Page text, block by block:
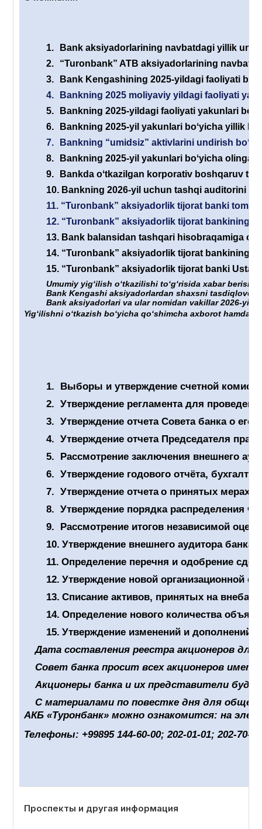
1.
Bank aksiyadorlarining navbatdagi yillik
2.
“Turonbank” ATB aksiyadorlarining
3.
Bank Kengashining 2025-yildagi faoliyati
4.
Bankning 2025 moliyaviy yildagi faoliyati
5.
Bankning 2025-yildagi faoliyati yakunlari
6.
Bankning 2025-yil yakunlari boʻyicha yillik
7.
Bankning “umidsiz” aktivlarini undirish
8.
Bankning 2025-yil yakunlari boʻyicha
9.
Bankda oʻtkazilgan korporativ boshqaruv
10. Bankning 2026-yil uchun tashqi auditorini
11. “Turonbank” aksiyadorlik tijorat banki
12. “Turonbank” aksiyadorlik tijorat bankining
13. Bank balansidan tashqari hisobraqamiga
14. “Turonbank” aksiyadorlik tijorat bankining
15. “Turonbank” aksiyadorlik tijorat banki
Umumiy yigʻilish oʻtkazilishi toʻgʻrisida xabar berish
Bank Kengashi aksiyadorlardan shaxsni
Bank aksiyadorlari va ular nomidan vakillar 2026-yil
Yigʻilishni oʻtkazish boʻyicha qoʻshimcha axborot
1. Выборы и утверждение счетной
2. Утверждение регламента для
3. Утверждение отчетаСовета банка о его
4. Утверждение отчета Председателя
5. Рассмотрение заключения внешнего
6. Утверждение годового отчёта,
7. Утверждение отчета о принятых мерах
8. Утверждение порядка распределения
9. Рассмотрение итогов независимой
10. Утверждение внешнего аудитора банка
11. Определение перечня и одобрение
12. Утверждение новой организационной
13. Списание активов, принятых на
14. Определение нового количества
15. Утверждение изменений и дополнений,
Дата составления реестра акционеров для
Совет банка просит всех акционеров
Акционеры банка и их представители
С материалами по повестке дня для
АКБ «Туронбанк» можно ознакомится: на
Телефоны: +99895 144-60-00; 202-01-01; 202-70-
Проспекты и другая информация